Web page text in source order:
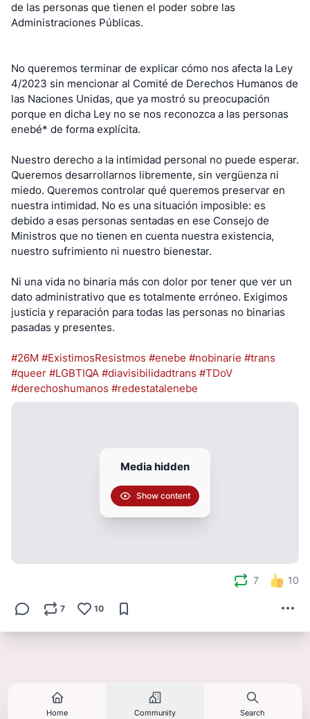
de las personas que tienen el poder sobre las
Administraciones Públicas.
No queremos terminar de explicar cómo nos afecta la Ley
4/2023 sin mencionar al Comité de Derechos Humanos de
las Naciones Unidas, que ya mostró su preocupación
porque en dicha Ley no se nos reconozca a las personas
enebé* de forma explícita.
Nuestro derecho a la intimidad personal no puede esperar.
Queremos desarrollarnos libremente, sin vergüenza ni
miedo. Queremos controlar qué queremos preservar en
nuestra intimidad. No es una situación imposible: es
debido a esas personas sentadas en ese Consejo de
Ministros que no tienen en cuenta nuestra existencia,
nuestro sufrimiento ni nuestro bienestar.
Ni una vida no binaria más con dolor por tener que ver un
dato administrativo que es totalmente erróneo. Exigimos
justicia y reparación para todas las personas no binarias
pasadas y presentes.
#26M #ExistimosResistmos #enebe #nobinarie #trans
#queer #LGBTIQA #diavisibilidadtrans #TDoV
#derechoshumanos #redestatalenebe
Media hidden
Show content
7 10
7 10
Home Community Search